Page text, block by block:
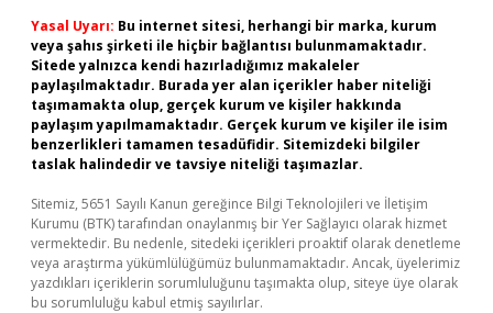
Yasal Uyarı: Bu internet sitesi, herhangi bir marka, kurum
veya şahıs şirketi ile hiçbir bağlantısı bulunmamaktadır.
Sitede yalnızca kendi hazırladığımız makaleler
paylaşılmaktadır. Burada yer alan içerikler haber niteliği
taşımamakta olup, gerçek kurum ve kişiler hakkında
paylaşım yapılmamaktadır. Gerçek kurum ve kişiler ile isim
benzerlikleri tamamen tesadüfidir. Sitemizdeki bilgiler
taslak halindedir ve tavsiye niteliği taşımazlar.
Sitemiz, 5651 Sayılı Kanun gereğince Bilgi Teknolojileri ve İletişim
Kurumu (BTK) tarafından onaylanmış bir Yer Sağlayıcı olarak hizmet
vermektedir. Bu nedenle, sitedeki içerikleri proaktif olarak denetleme
veya araştırma yükümlülüğümüz bulunmamaktadır. Ancak, üyelerimiz
yazdıkları içeriklerin sorumluluğunu taşımakta olup, siteye üye olarak
bu sorumluluğu kabul etmiş sayılırlar.